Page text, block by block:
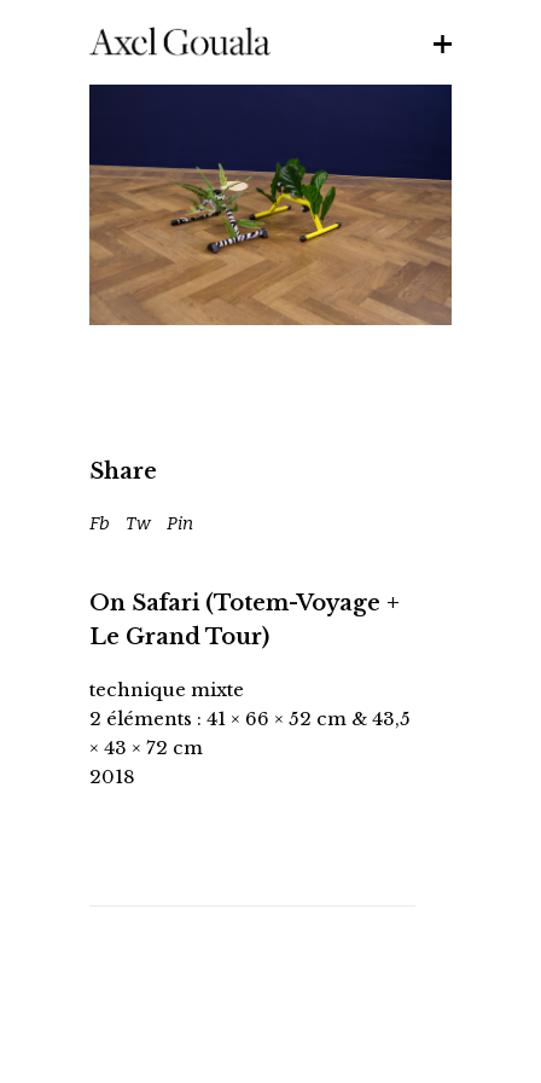
On Safari (Totem-Voyage +
Le Grand Tour)
technique mixte
2 éléments : 41 × 66 × 52 cm & 43,5
× 43 × 72 cm
2018
Share
Fb Tw Pin